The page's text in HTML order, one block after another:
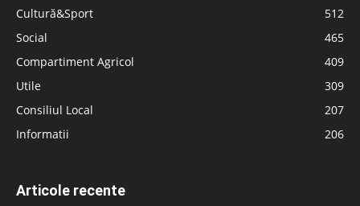
Cultură&Sport
512
Social
465
Compartiment Agricol
409
Utile
309
Consiliul Local
207
Informatii
206
Articole recente